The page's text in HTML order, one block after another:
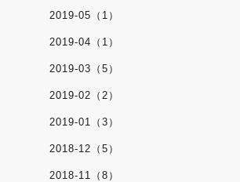
2019-05（1）
2019-04（1）
2019-03（5）
2019-02（2）
2019-01（3）
2018-12（5）
2018-11（8）